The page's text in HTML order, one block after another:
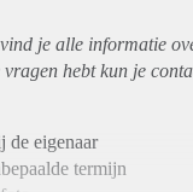
je alle informatie
hebt kun je
de eigenaar
termijn